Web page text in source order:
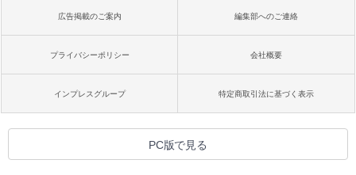
広告掲載のご案内 編集部へのご連絡
プライバシーポリシー 会社概要
インプレスグループ 特定商取引法に基づく表示
PC版で見る